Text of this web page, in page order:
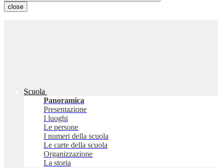
close
Scuola
Panoramica
Presentazione
I luoghi
Le persone
I numeri della scuola
Le carte della scuola
Organizzazione
La storia